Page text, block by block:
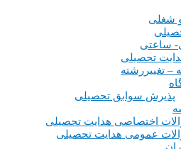
شغلی
ساعتی
تحصیلی
– تغییررشته
پذیرش سوابق تحصیلی
اختصاصی هدایت تحصیلی
عمومی هدایت تحصیلی